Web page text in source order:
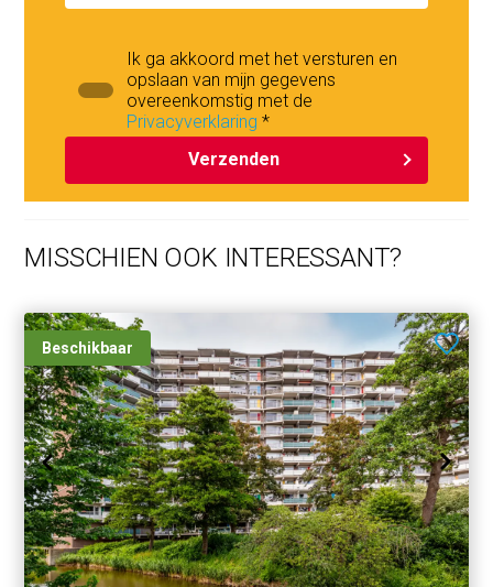
Ik ga akkoord met het versturen en
opslaan van mijn gegevens
overeenkomstig met de
Privacyverklaring *
Verzenden
MISSCHIEN OOK INTERESSANT?
Beschikbaar